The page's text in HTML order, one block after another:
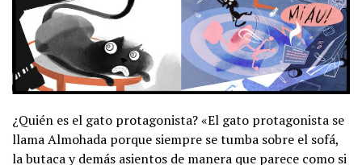
¿Quién es el gato protagonista? «El gato protagonista se
llama Almohada porque siempre se tumba sobre el sofá,
la butaca y demás asientos de manera que parece como si